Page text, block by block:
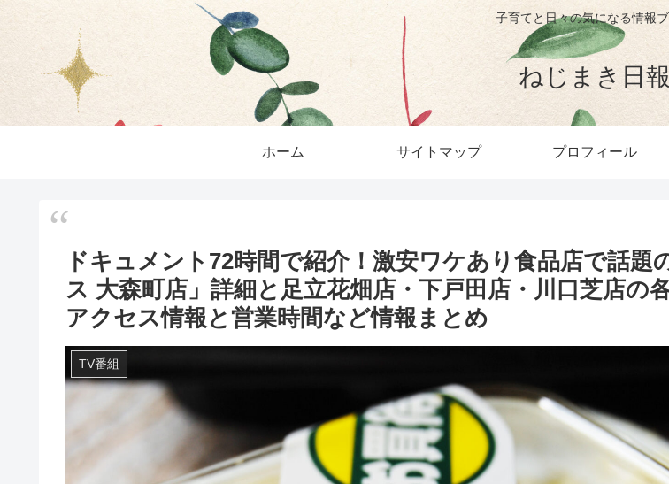
子育てと日々の気になる情報
ねじまき日報
ホーム サイトマップ プロフィール
ドキュメント72時間で紹介！激安ワケあり食品店で話題
ス 大森町店」詳細と足立花畑店・下戸田店・川口芝店の
アクセス情報と営業時間など情報まとめ
TV番組